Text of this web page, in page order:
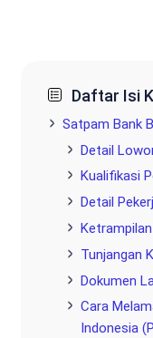
Daftar Isi
Satpam Bank
Detail
Kualifikasi
Detail
Tunjangan
Dokumen
Cara
Indonesia